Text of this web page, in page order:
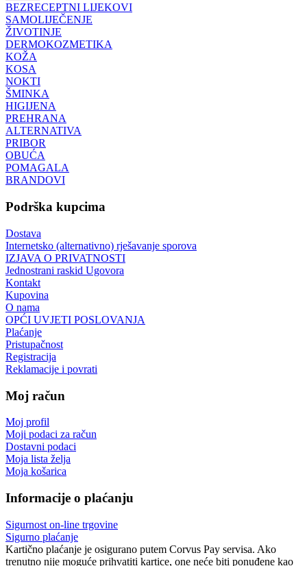
BEZRECEPTNI LIJEKOVI
SAMOLIJEČENJE
ŽIVOTINJE
DERMOKOZMETIKA
KOŽA
KOSA
NOKTI
ŠMINKA
HIGIJENA
PREHRANA
ALTERNATIVA
PRIBOR
OBUĆA
POMAGALA
BRANDOVI
Podrška kupcima
Dostava
Internetsko (alternativno) rješavanje sporova
IZJAVA O PRIVATNOSTI
Jednostrani raskid Ugovora
Kontakt
Kupovina
O nama
OPĆI UVJETI POSLOVANJA
Plaćanje
Pristupačnost
Registracija
Reklamacije i povrati
Moj račun
Moj profil
Moji podaci za račun
Dostavni podaci
Moja lista želja
Moja košarica
Informacije o plaćanju
Sigurnost on-line trgovine
Sigurno plaćanje
Kartično plaćanje je osigurano putem Corvus Pay servisa. Ako
trenutno nije moguće prihvatiti kartice, one neće biti ponuđene kao